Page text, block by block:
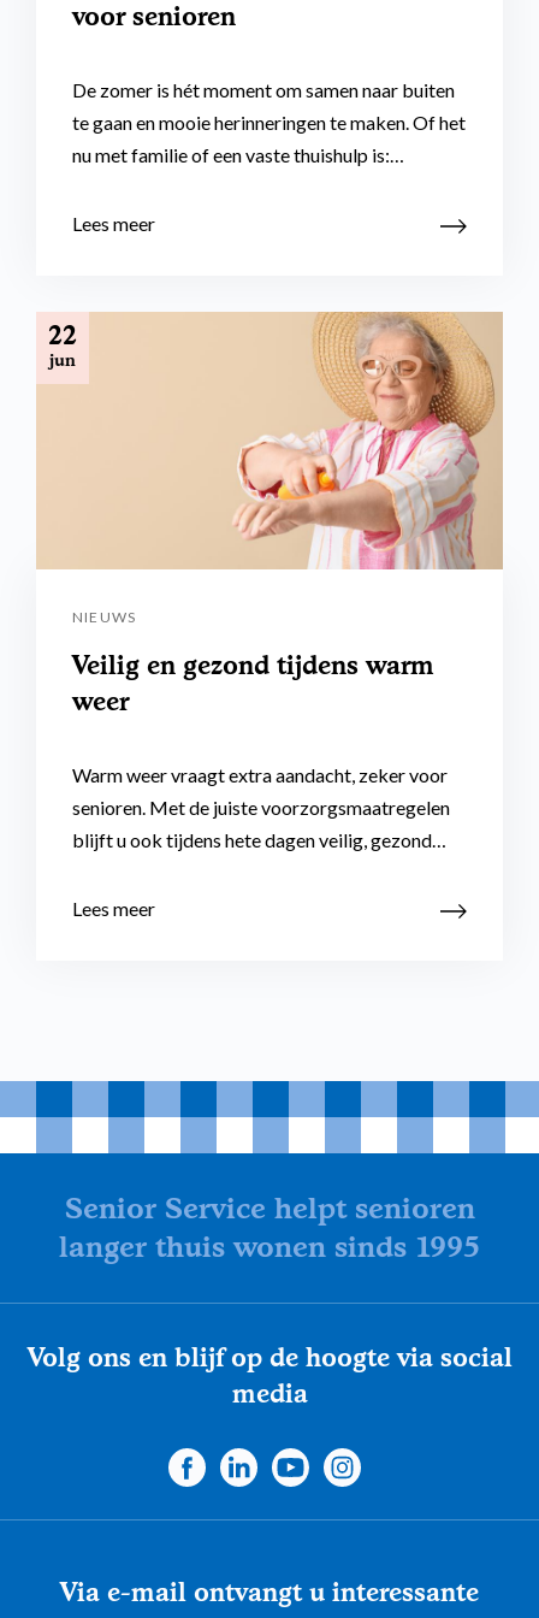
voor senioren
De zomer is hét moment om samen naar buiten
te gaan en mooie herinneringen te maken. Of het
nu met familie of een vaste thuishulp is:…
Lees meer
22
jun
NIEUWS
Veilig en gezond tijdens warm
weer
Warm weer vraagt extra aandacht, zeker voor
senioren. Met de juiste voorzorgsmaatregelen
blijft u ook tijdens hete dagen veilig, gezond…
Lees meer
Senior Service helpt senioren
langer thuis wonen sinds 1995
Volg ons en blijf op de hoogte via social
media
Via e-mail ontvangt u interessante